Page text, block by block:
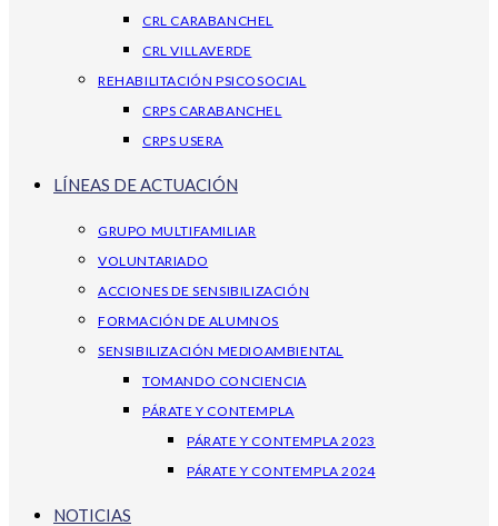
CRL CARABANCHEL
CRL VILLAVERDE
REHABILITACIÓN PSICOSOCIAL
CRPS CARABANCHEL
CRPS USERA
LÍNEAS DE ACTUACIÓN
GRUPO MULTIFAMILIAR
VOLUNTARIADO
ACCIONES DE SENSIBILIZACIÓN
FORMACIÓN DE ALUMNOS
SENSIBILIZACIÓN MEDIOAMBIENTAL
TOMANDO CONCIENCIA
PÁRATE Y CONTEMPLA
PÁRATE Y CONTEMPLA 2023
PÁRATE Y CONTEMPLA 2024
NOTICIAS